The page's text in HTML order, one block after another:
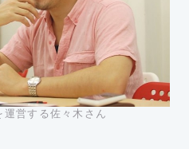
営する佐々木さん